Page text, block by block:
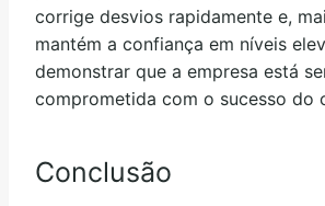
corrige desvios rapidamente e,
mantém a confiança em níveis
demonstrar que a empresa está
comprometida com o sucesso do
Conclusão